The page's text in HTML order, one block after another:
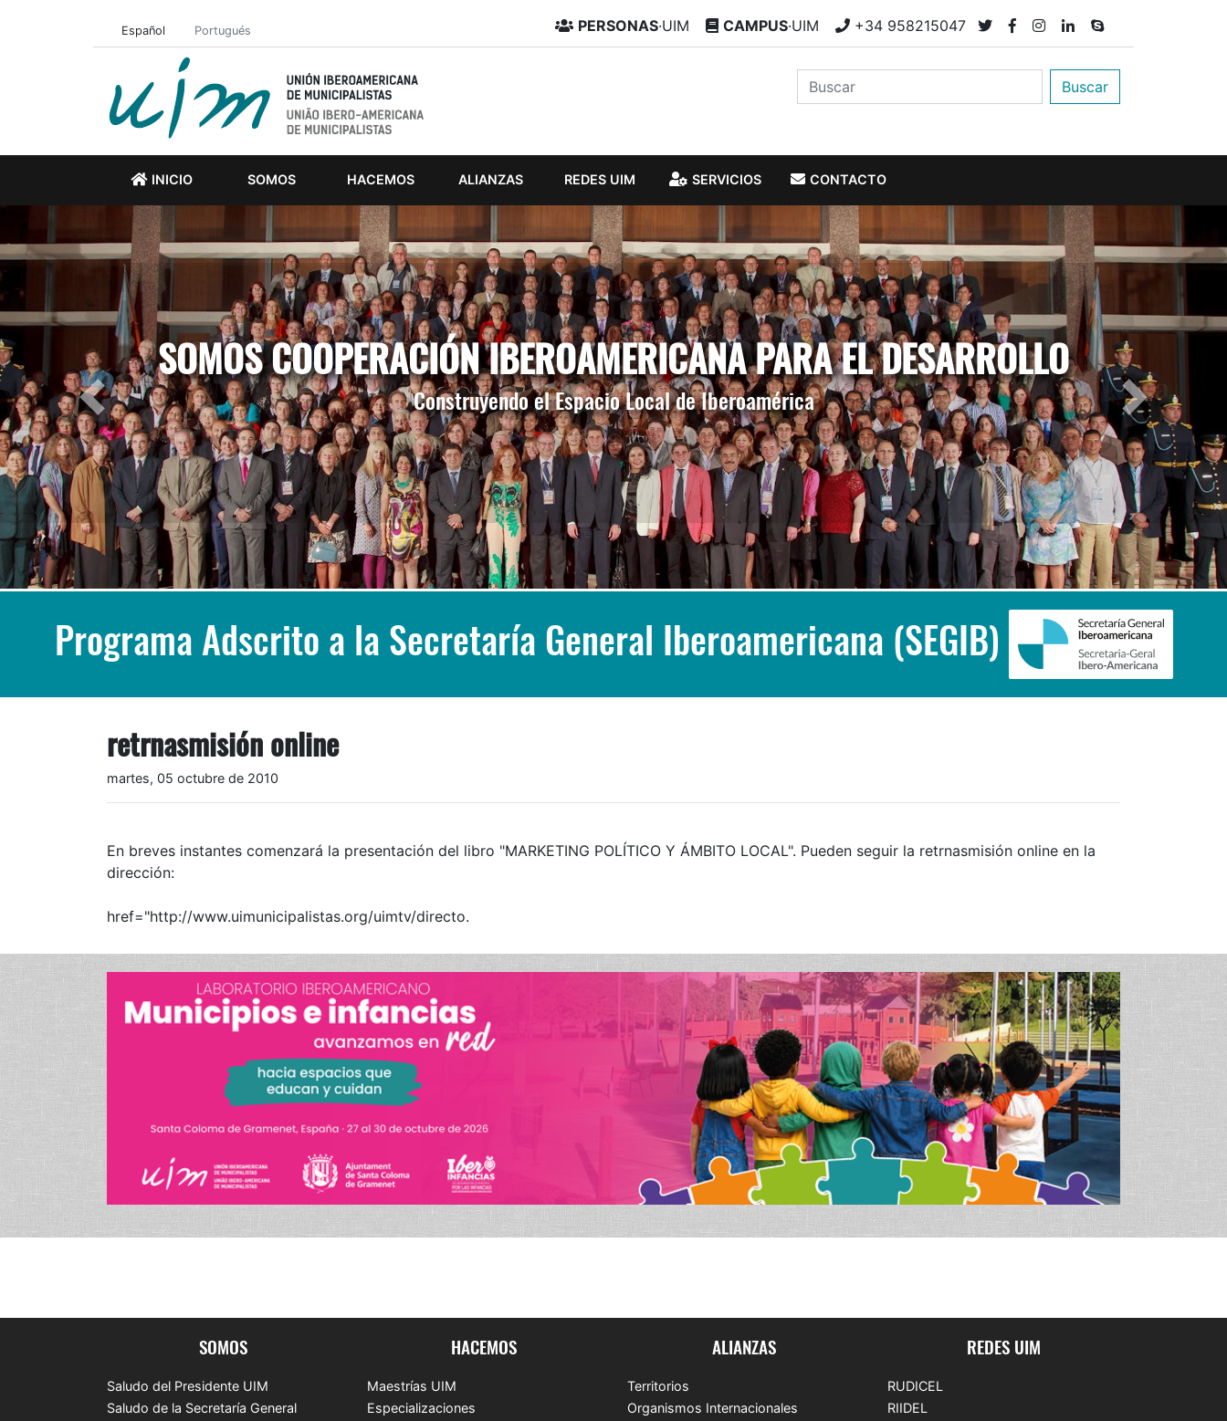
Español Portugués PERSONAS·UIM CAMPUS·UIM +34 958215047
Buscar
INICIO SOMOS HACEMOS ALIANZAS REDES UIM SERVICIOS CONTACTO
SOMOS COOPERACIÓN IBEROAMERICANA PARA EL DESARROLLO
Construyendo el Espacio Local de Iberoamérica
Previous Next
Programa Adscrito a la Secretaría General Iberoamericana (SEGIB)
retrnasmisión online
martes, 05 octubre de 2010
En breves instantes comenzará la presentación del libro "MARKETING POLÍTICO Y ÁMBITO LOCAL". Pueden seguir la retrnasmisión online en la
dirección:
href="http://www.uimunicipalistas.org/uimtv/directo.
SOMOS
Saludo del Presidente UIM
Saludo de la Secretaría General
HACEMOS
Maestrías UIM
Especializaciones
ALIANZAS
Territorios
Organismos Internacionales
REDES UIM
RUDICEL
RIIDEL